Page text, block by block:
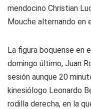
mendocino Christian
Mouche alternando en
La figura boquense en
domingo último, Juan
sesión aunque 20
kinesiólogo Leonardo
rodilla derecha, en la